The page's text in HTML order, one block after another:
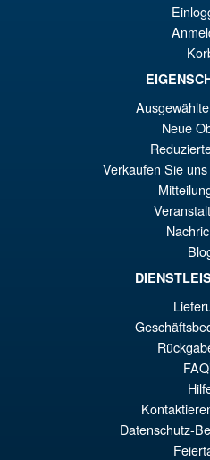
PRE
PRE
Neue
Verkaufen Sie
Datenschutz-